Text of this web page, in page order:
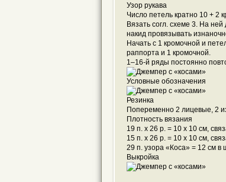
Узор рукава
Число петель кратно 10 + 2
Вязать согл. схеме 3. На
накид провязывать
Начать с 1 кромочной и
раппорта и 1 кромочной.
1–16-й ряды постоянно
Условные обозначения
Резинка
Попеременно 2 лицевые, 2
Плотность вязания
19 п. х 26 р. = 10 x 10 см,
15 п. х 26 р. = 10 x 10 см,
29 п. узора «Коса» = 12 см в
Выкройка